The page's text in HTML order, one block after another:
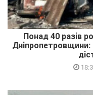
Понад 40 разів